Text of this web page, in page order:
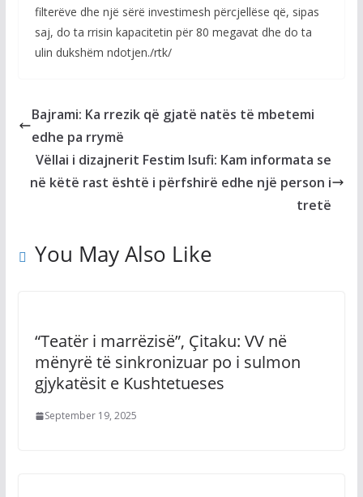
filterëve dhe një sërë investimesh përcjellëse që, sipas
saj, do ta rrisin kapacitetin për 80 megavat dhe do ta
ulin dukshëm ndotjen./rtk/
Bajrami: Ka rrezik që gjatë natës të mbetemi
edhe pa rrymë
Vëllai i dizajnerit Festim Isufi: Kam informata se
në këtë rast është i përfshirë edhe një person i
tretë
You May Also Like
“Teatër i marrëzisë”, Çitaku: VV në
mënyrë të sinkronizuar po i sulmon
gjykatësit e Kushtetueses
September 19, 2025